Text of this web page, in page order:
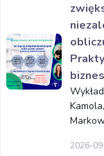
2026-